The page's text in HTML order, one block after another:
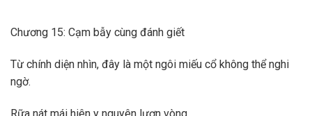
Chương 15: Cạm bẫy cùng đánh giết
Từ chính diện nhìn, đây là một ngôi miếu cổ không thể nghi
ngờ.